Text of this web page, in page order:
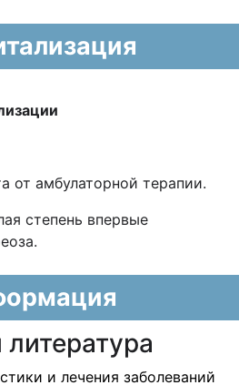
от амбулаторной терапии.
степень впервые
и лечения заболеваний